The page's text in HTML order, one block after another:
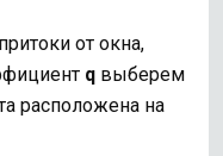
от окна,
q выберем
расположена на